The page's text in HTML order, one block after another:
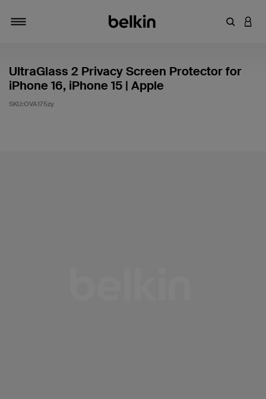
UltraGlass 2 Privacy Screen Protector for
iPhone 16, iPhone 15 | Apple
SKU:OVA175zy